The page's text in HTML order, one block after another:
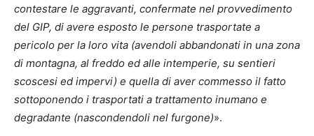
contestare le aggravanti, confermate nel provvedimento
del GIP, di avere esposto le persone trasportate a
pericolo per la loro vita (avendoli abbandonati in una zona
di montagna, al freddo ed alle intemperie, su sentieri
scoscesi ed impervi) e quella di aver commesso il fatto
sottoponendo i trasportati a trattamento inumano e
degradante (nascondendoli nel furgone)».